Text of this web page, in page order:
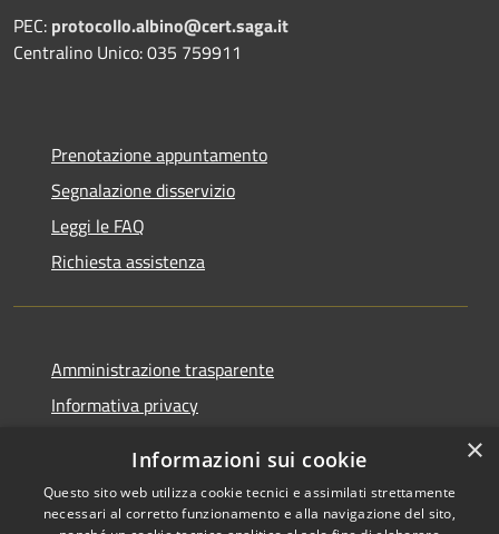
PEC: protocollo.albino@cert.saga.it
Centralino Unico: 035 759911
Prenotazione appuntamento
Segnalazione disservizio
Leggi le FAQ
Richiesta assistenza
Amministrazione trasparente
Informativa privacy
×
Informazioni sui cookie
Questo sito web utilizza cookie tecnici e assimilati strettamente
necessari al corretto funzionamento e alla navigazione del sito,